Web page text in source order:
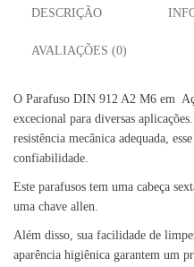
DESCRIÇÃO
AVALIAÇÕES (0)
O Parafuso DIN 912 A2 M6 em
excecional para diversas
resistência mecânica adequada,
confiabilidade.
Este parafusos tem uma cabeça
uma chave allen.
Além disso, sua facilidade de
aparência higiênica garantem um